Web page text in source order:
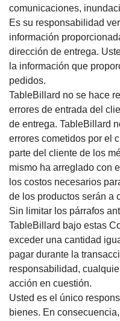
comunicaciones,
Es su responsabilidad
información
dirección de entrega.
la información que
pedidos.
TableBillard no se hace
errores de entrada del
de entrega. TableBillard
errores cometidos por el
parte del cliente de los
mismo ha arreglado con
los costos necesarios
de los productos serán a
Sin limitar los párrafos
TableBillard bajo estas
exceder una cantidad
pagar durante la
responsabilidad,
acción en cuestión.
Usted es el único
bienes. En